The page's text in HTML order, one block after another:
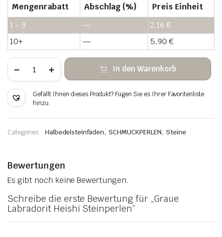
Mengenrabatt Abschlag (%)
Preis Einheit
1 - 9
— 2,16 €
10+
— 5,90 €
Labradorit
Heishi
Menge
In den Warenkorb
Gefällt Ihnen dieses Produkt? Fügen Sie es Ihrer Favoritenliste
hinzu.
Categories: Halbedelsteinfäden,SCHMUCKPERLEN, Steine
Bewertungen
Es gibt noch keine Bewertungen.
Schreibe die erste Bewertung für „Graue
Labradorit Heishi Steinperlen“